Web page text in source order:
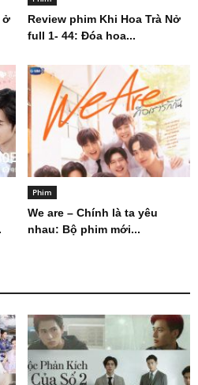
ở
Review phim Khi Hoa Trà Nở
full 1- 44: Đóa hoa...
Phim
We are – Chính là ta yêu
nhau: Bộ phim mới...